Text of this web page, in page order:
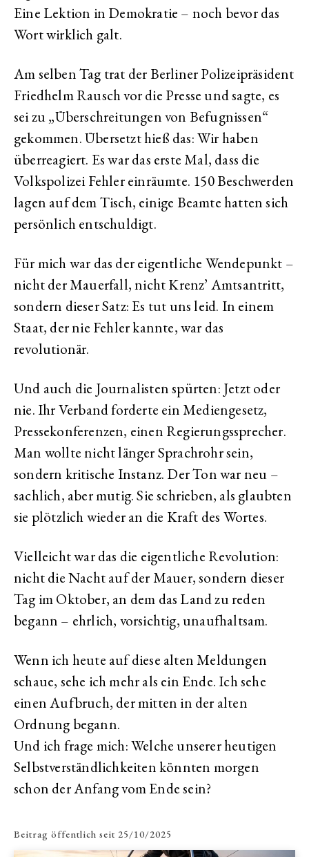
Eine Lektion in Demokratie – noch bevor das
Wort wirklich galt.
Am selben Tag trat der Berliner Polizeipräsident
Friedhelm Rausch vor die Presse und sagte, es
sei zu „Überschreitungen von Befugnissen“
gekommen. Übersetzt hieß das: Wir haben
überreagiert. Es war das erste Mal, dass die
Volkspolizei Fehler einräumte. 150 Beschwerden
lagen auf dem Tisch, einige Beamte hatten sich
persönlich entschuldigt.
Für mich war das der eigentliche Wendepunkt –
nicht der Mauerfall, nicht Krenz’ Amtsantritt,
sondern dieser Satz: Es tut uns leid. In einem
Staat, der nie Fehler kannte, war das
revolutionär.
Und auch die Journalisten spürten: Jetzt oder
nie. Ihr Verband forderte ein Mediengesetz,
Pressekonferenzen, einen Regierungssprecher.
Man wollte nicht länger Sprachrohr sein,
sondern kritische Instanz. Der Ton war neu –
sachlich, aber mutig. Sie schrieben, als glaubten
sie plötzlich wieder an die Kraft des Wortes.
Vielleicht war das die eigentliche Revolution:
nicht die Nacht auf der Mauer, sondern dieser
Tag im Oktober, an dem das Land zu reden
begann – ehrlich, vorsichtig, unaufhaltsam.
Wenn ich heute auf diese alten Meldungen
schaue, sehe ich mehr als ein Ende. Ich sehe
einen Aufbruch, der mitten in der alten
Ordnung begann.
Und ich frage mich: Welche unserer heutigen
Selbstverständlichkeiten könnten morgen
schon der Anfang vom Ende sein?
Beitrag öffentlich seit 25/10/2025